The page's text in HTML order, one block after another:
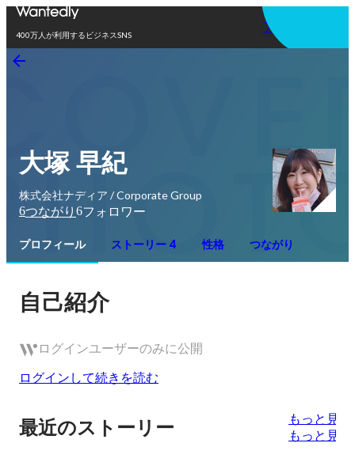
400万人が利用するビジネスSNS
アプリを使う
大塚 早紀
株式会社ナディア / Corporate Group
6つながり 6フォロワー
プロフィール ストーリー 4 性格 つながり
自己紹介
ログインユーザーのみに公開
ログインして続きを読む
最近のストーリー
もっと見る
もっと見る